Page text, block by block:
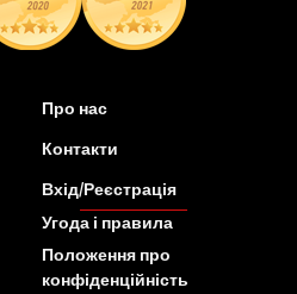
Про нас
Контакти
Вхід/Реєстрація
Угода і правила
Положення про
конфіденційність